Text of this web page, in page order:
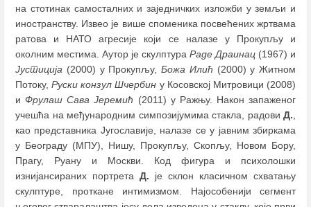
на стотинак самосталних и заједничких изложби у земљи и
иностранству. Извео је више споменика посвећених жртвама
ратова и НАТО агресије који се налазе у Прокупљу и
околним местима. Аутор је скулптура Раде Драинац (1967) и
Јустиција (2000) у Прокупљу, Божа Илић (2000) у Житном
Потоку,Руски конзул Шчербин у Косовској Митровици (2008)
иФрулаш Сава Јеремић (2011) у Ражњу. Након запаженог
учешћа на међународним симпозијумима стакла, радови Д.,
као представника Југославије, налазе се у јавним збиркама
у Београду (МПУ), Нишу, Прокупљу, Скопљу, Новом Бору,
Прагу, Руану и Москви. Код фигура и психолошки
изнијансираних портрета Д. је склон класичном схватању
скулптуре, проткане интимизмом. Најособенији сегмент